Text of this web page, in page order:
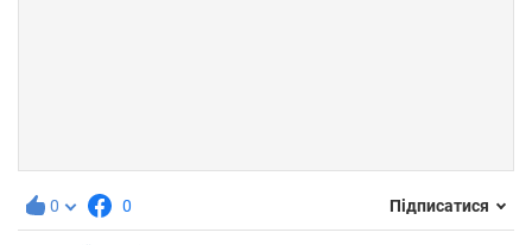
0 0 Підписатися